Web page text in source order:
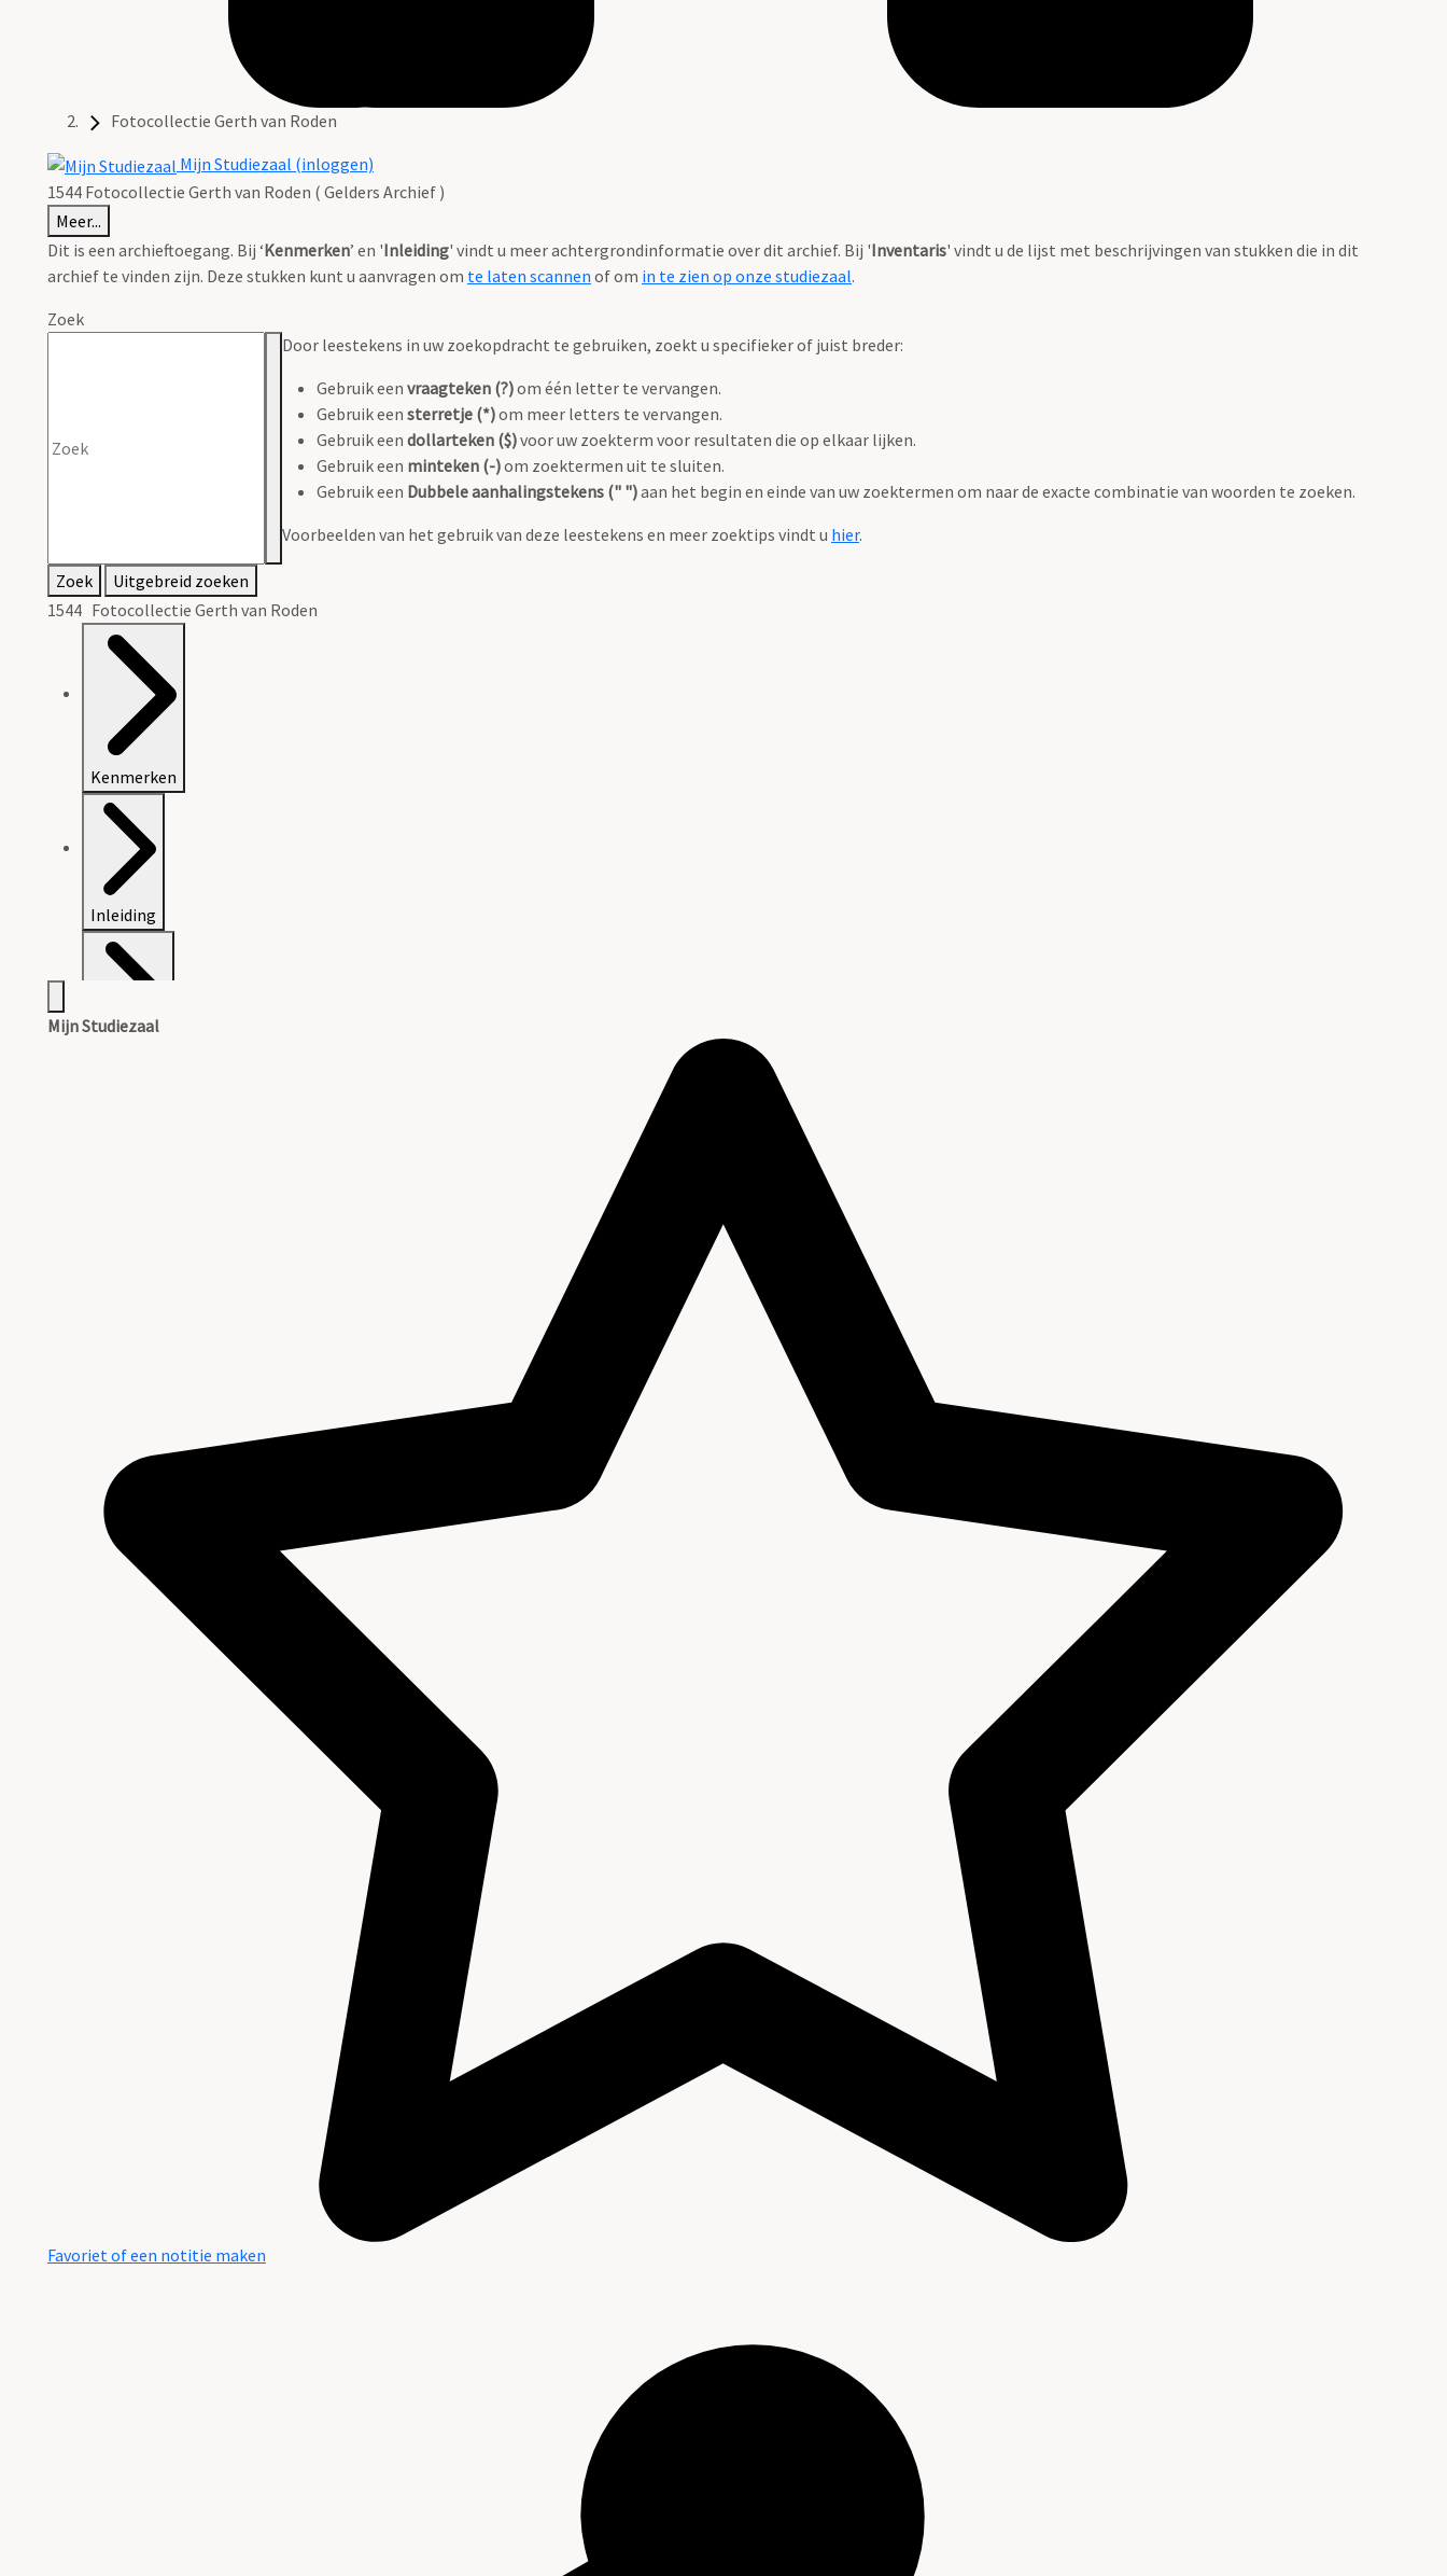
Fotocollectie Gerth van Roden
Mijn Studiezaal (inloggen)
1544 Fotocollectie Gerth van Roden ( Gelders Archief )
Meer...
Dit is een archieftoegang. Bij ‘Kenmerken’ en 'Inleiding' vindt u meer achtergrondinformatie over dit archief. Bij 'Inventaris' vindt u de lijst met beschrijvingen van stukken die in dit
archief te vinden zijn. Deze stukken kunt u aanvragen om te laten scannen of om in te zien op onze studiezaal.
Zoek
Door leestekens in uw zoekopdracht te gebruiken, zoekt u specifieker of juist breder:
Gebruik een vraagteken (?)om één letter te vervangen.
Gebruik een sterretje (*)om meer letters te vervangen.
Gebruik een dollarteken ($)voor uw zoekterm voor resultaten die op elkaar lijken.
Gebruik een minteken (-)om zoektermen uit te sluiten.
Gebruik een Dubbele aanhalingstekens (" ")aan het begin en einde van uw zoektermen om naar de exacte combinatie van woorden te zoeken.
Voorbeelden van het gebruik van deze leestekens en meer zoektips vindt u hier.
Zoek
Uitgebreid zoeken
1544 Fotocollectie Gerth van Roden
Kenmerken
Inleiding
Mijn Studiezaal
Favoriet of een notitie maken